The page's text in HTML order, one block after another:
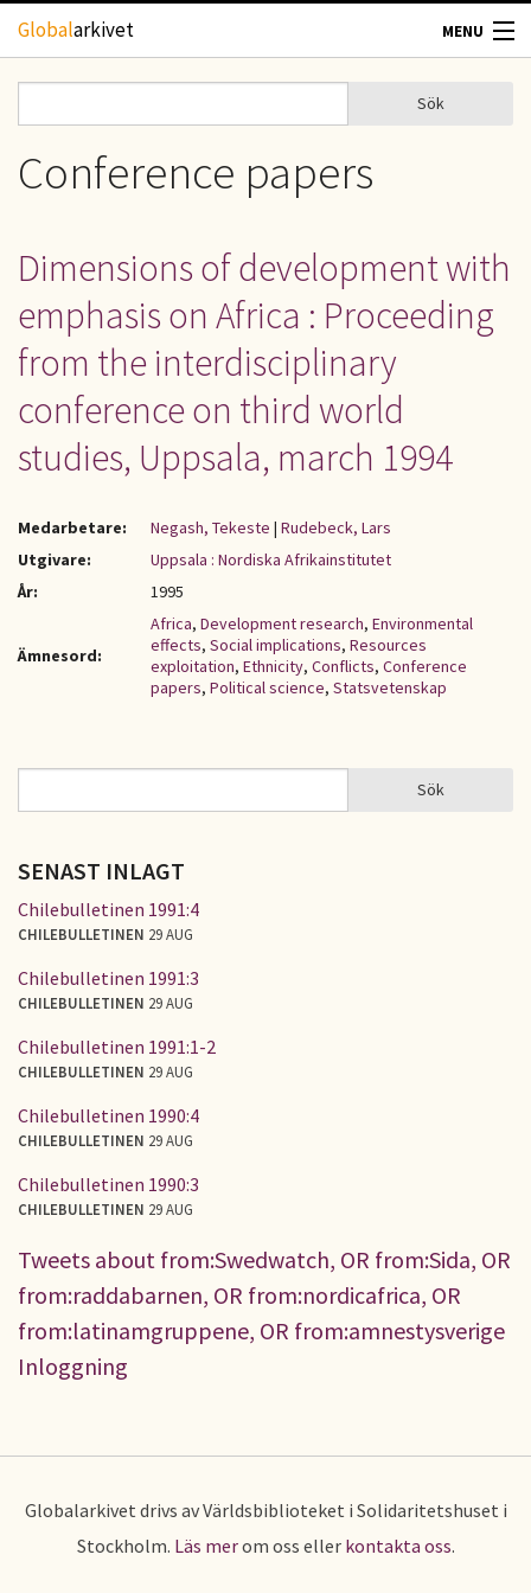
Hoppa till huvudinnehåll
Globalarkivet MENU
TIDSKRIFTER
GEOGRAFI
UPPHOVSRÄTT
OM OSS
KONTAKT
Sökformulär
Sök
Conference papers
Dimensions of development with
emphasis on Africa : Proceeding
from the interdisciplinary
conference on third world
studies, Uppsala, march 1994
Medarbetare: Negash, Tekeste | Rudebeck, Lars
Utgivare:
Uppsala : Nordiska Afrikainstitutet
År:
1995
Ämnesord:
Africa, Development research, Environmental
effects, Social implications, Resources
exploitation, Ethnicity, Conflicts, Conference
papers, Political science, Statsvetenskap
SÖKFORMULÄR Sök
SENAST INLAGT
Chilebulletinen 1991:4
CHILEBULLETINEN 29 AUG
Chilebulletinen 1991:3
CHILEBULLETINEN 29 AUG
Chilebulletinen 1991:1-2
CHILEBULLETINEN 29 AUG
Chilebulletinen 1990:4
CHILEBULLETINEN 29 AUG
Chilebulletinen 1990:3
CHILEBULLETINEN 29 AUG
Tweets about from:Swedwatch, OR from:Sida, OR
from:raddabarnen, OR from:nordicafrica, OR
from:latinamgruppene, OR from:amnestysverige
Inloggning
Globalarkivet drivs av Världsbiblioteket i Solidaritetshuset i
Stockholm. Läs merom oss eller kontakta oss.